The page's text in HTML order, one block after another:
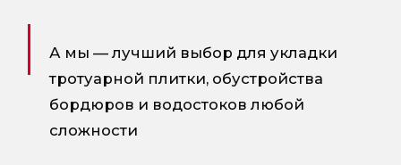
А мы — лучший выбор для укладки
тротуарной плитки, обустройства
бордюров и водостоков любой
сложности